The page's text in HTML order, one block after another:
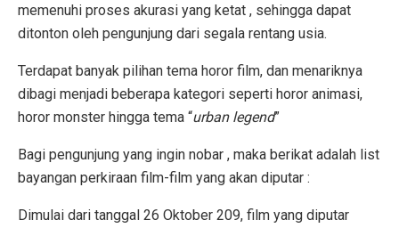
memenuhi proses akurasi yang ketat , sehingga dapat
ditonton oleh pengunjung dari segala rentang usia.
Terdapat banyak pilihan tema horor film, dan menariknya
dibagi menjadi beberapa kategori seperti horor animasi,
horor monster hingga tema “urban legend”
Bagi pengunjung yang ingin nobar , maka berikat adalah list
bayangan perkiraan film-film yang akan diputar :
Dimulai dari tanggal 26 Oktober 209, film yang diputar